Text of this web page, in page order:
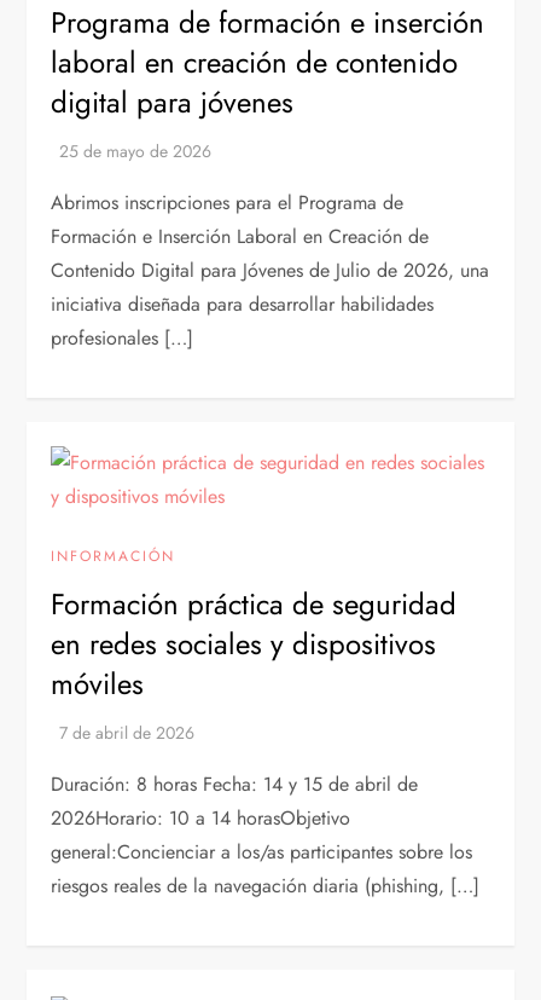
Programa de formación e inserción
laboral en creación de contenido
digital para jóvenes
Abrimos inscripciones para el Programa de
Formación e Inserción Laboral en Creación de
Contenido Digital para Jóvenes de Julio de 2026, una
iniciativa diseñada para desarrollar habilidades
profesionales […]
INFORMACIÓN
Formación práctica de seguridad
en redes sociales y dispositivos
móviles
Duración: 8 horas Fecha: 14 y 15 de abril de
2026Horario: 10 a 14 horasObjetivo
general:Concienciar a los/as participantes sobre los
riesgos reales de la navegación diaria (phishing, […]